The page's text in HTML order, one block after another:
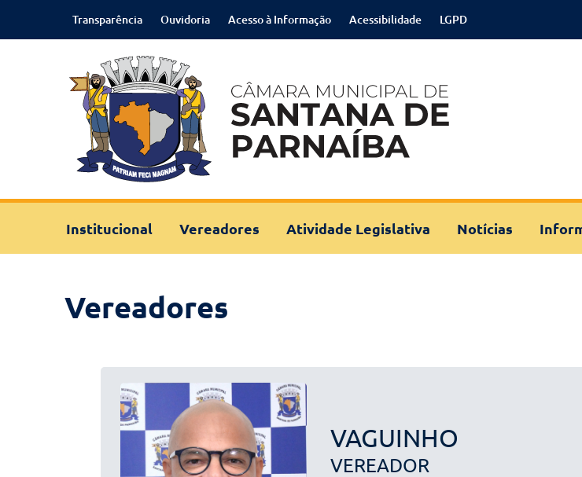
Transparência Ouvidoria Acesso à Informação Acessibilidade LGPD
Institucional Vereadores Atividade Legislativa Notícias
Vereadores
VAGUINHO
VEREADOR